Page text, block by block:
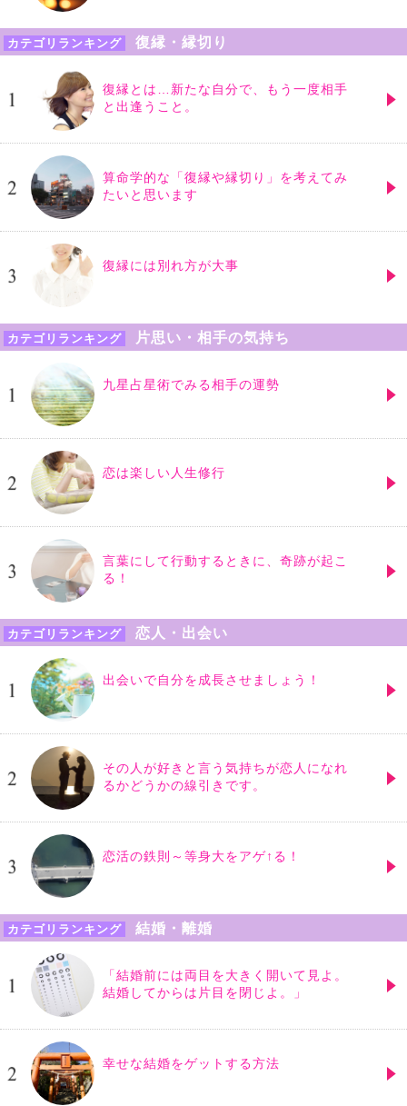
カテゴリランキング 復縁・縁切り
復縁とは…新たな自分で、もう一度相手
と出逢うこと。
算命学的な「復縁や縁切り」を考えてみ
たいと思います
復縁には別れ方が大事
カテゴリランキング 片思い・相手の気持ち
九星占星術でみる相手の運勢
恋は楽しい人生修行
言葉にして行動するときに、奇跡が起こ
る！
カテゴリランキング 恋人・出会い
出会いで自分を成長させましょう！
その人が好きと言う気持ちが恋人になれ
るかどうかの線引きです。
恋活の鉄則～等身大をアゲ↑る！
カテゴリランキング 結婚・離婚
「結婚前には両目を大きく開いて見よ。
結婚してからは片目を閉じよ。」
幸せな結婚をゲットする方法